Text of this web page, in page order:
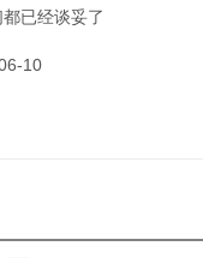
已经谈妥了
10